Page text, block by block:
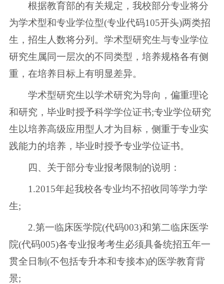
根据教育部的有关规定，我校部分专业将分
为学术型和专业学位型(专业代码105开头)两类招
生，招生人数将分列。学术型研究生与专业学位
研究生属同一层次的不同类型，培养规格各有侧
重，在培养目标上有明显差异。
学术型研究生以学术研究为导向，偏重理论
和研究，毕业时授予科学学位证书;专业学位研究
生以培养高级应用型人才为目标，侧重于专业实
践能力的培养，毕业时授予专业学位证书。
四、关于部分专业报考限制的说明：
1.2015年起我校各专业均不招收同等学力学
生;
2.第一临床医学院(代码003)和第二临床医学
院(代码005)各专业报考考生必须具备统招五年一
贯全日制(不包括专升本和专接本)的医学教育背
景;